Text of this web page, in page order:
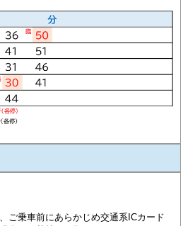
ご乗車前にあらかじめ交通系ICカード